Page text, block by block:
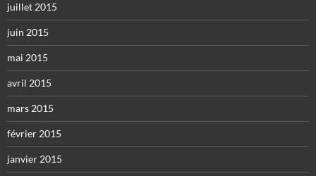
juillet 2015
juin 2015
mai 2015
avril 2015
mars 2015
février 2015
janvier 2015